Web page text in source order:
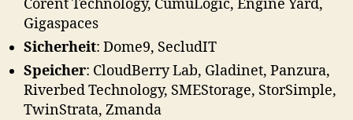
Corent Technology, CumuLogic, Engine Yard,
Gigaspaces
Sicherheit: Dome9, SecludIT
Speicher: CloudBerry Lab, Gladinet, Panzura,
Riverbed Technology, SMEStorage, StorSimple,
TwinStrata, Zmanda